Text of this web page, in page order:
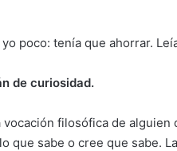
poco: tenía que ahorrar.
de curiosidad.
vocación filosófica de
que sabe o cree que sabe.